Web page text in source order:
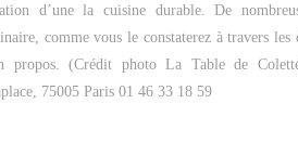
d’une la cuisine durable. De
comme vous le constaterez à travers les
propos. (Crédit photo La Table de
75005 Paris 01 46 33 18 59